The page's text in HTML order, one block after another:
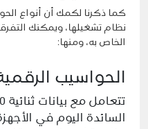
كما ذكرنا لكمك أن أنواع
نظام تشغيلها، ويمكنك
الخاص به، ومنها:
الحواسيب
تتعامل مع بيانات ثنائية 0 و1.
السائدة اليوم في